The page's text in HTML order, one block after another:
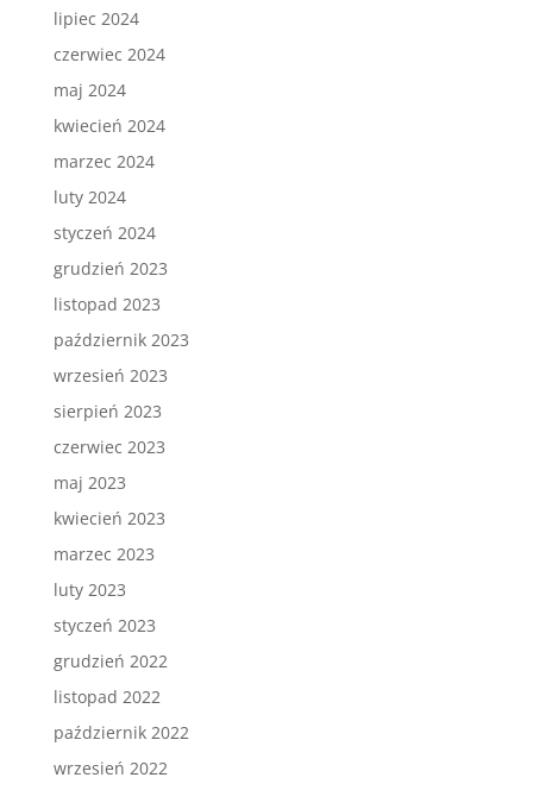
lipiec 2024
czerwiec 2024
maj 2024
kwiecień 2024
marzec 2024
luty 2024
styczeń 2024
grudzień 2023
listopad 2023
październik 2023
wrzesień 2023
sierpień 2023
czerwiec 2023
maj 2023
kwiecień 2023
marzec 2023
luty 2023
styczeń 2023
grudzień 2022
listopad 2022
październik 2022
wrzesień 2022